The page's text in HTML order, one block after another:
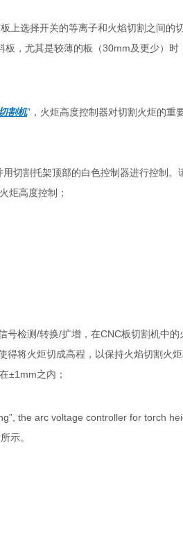
液压立式大功率H型
常用HB系列中
选择开关的等离子和火焰切割之间的
，尤其是较薄的板（30mm及更少）时
割机”，火炬高度控制器对切割火炬的重
割托架顶部的白色控制器进行控制。
炬高度控制；
测/转换/扩增，在CNC板切割机中的
将火炬切成高程，以保持火焰切割火
±1mm之内；
the arc voltage controller for torch
示。